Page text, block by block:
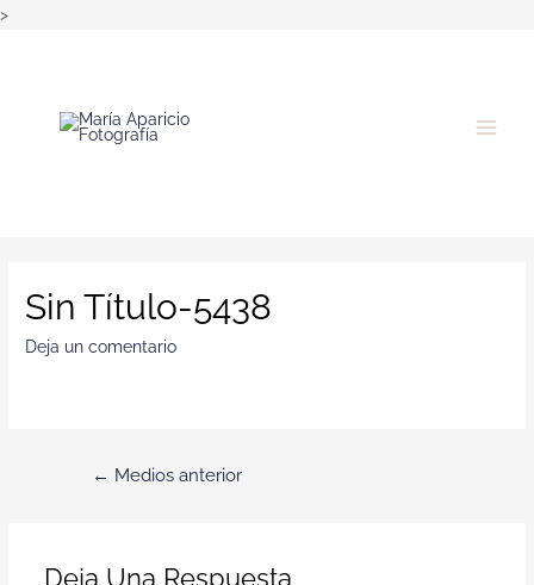
>
Sin Título-5438
Deja un comentario
← Medios anterior
Deja Una Respuesta